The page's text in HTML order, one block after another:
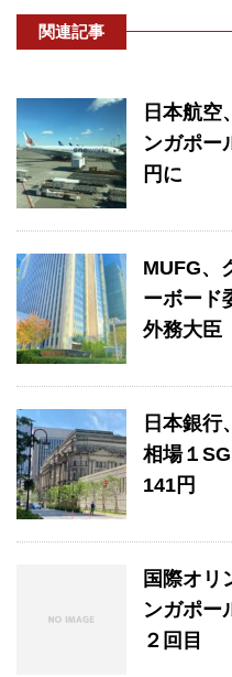
関連記事
日本航空
ンガポー
円に
MUFG、
ーボード
外務大臣
日本銀行
相場１
141円
国際オリ
ンガポー
２回目